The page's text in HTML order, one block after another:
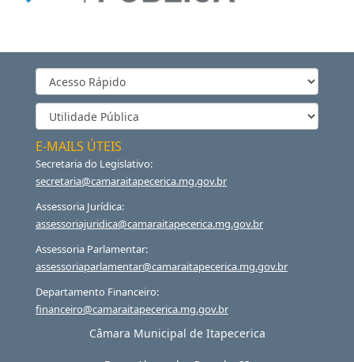
E-MAILS ÚTEIS
Secretaria do Legislativo:
secretaria@camaraitapecerica.mg.gov.br
Assessoria Jurídica:
assessoriajuridica@camaraitapecerica.mg.gov.br
Assessoria Parlamentar:
assessoriaparlamentar@camaraitapecerica.mg.gov.br
Departamento Financeiro:
financeiro@camaraitapecerica.mg.gov.br
Câmara Municipal de Itapecerica